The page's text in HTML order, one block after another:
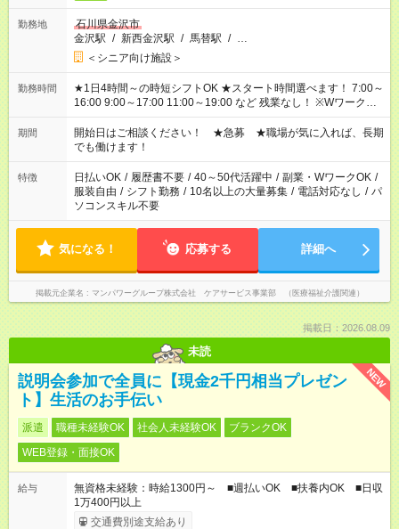
勤務地
石川県金沢市
金沢駅 / 新西金沢駅 / 馬替駅 / …
＜シニア向け施設＞
勤務時間
★1日4時間～の時短シフトOK ★スタート時間選べます！ 7:00～
16:00 9:00～17:00 11:00～19:00 など 残業なし！ ※Wワークの
場合、他のお仕事と合わせ週40時間超の就業はご案内できませ
ん ※法令に基づき、週20時間以上勤務は社会保険への加入対象
となります ※労働者派遣法（日雇い派遣の原則禁止）により、
短時間・短期間の就業はご案内が難しい場合があります
期間
開始日はご相談ください！ ★急募 ★職場が気に入れば、長期
でも働けます！
特徴 日払いOK / 履歴書不要 / 40～50代活躍中 / 副業・WワークOK /
服装自由 / シフト勤務 / 10名以上の大量募集 / 電話対応なし / パ
ソコンスキル不要
気になる！ 応募する 詳細へ
掲載元企業名 マンパワーグループ株式会社 ケアサービス事業部 （医療福祉介護関連）
掲載日：2026.08.09
未読
NEW
説明会参加で全員に【現金2千円相当プレゼン
ト】生活のお手伝い
派遣 職種未経験OK 社会人未経験OK
ブランクOK
WEB登録・面接OK
給与
無資格未経験：時給1300円～ ■週払いOK ■扶養内OK ■日収
1万400円以上
交通費別途支給あり